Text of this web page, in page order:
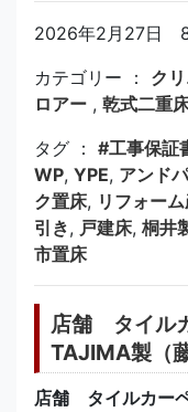
2026年2月27日
カテゴリー ： ク
ロアー , 乾式二重
タグ ： #工事保証
WP, YPE, アンド
ク置床, リフォー
引き, 戸建床, 桐井
市置床
店舗 タイル
TAJIMA製（
店舗 タイルカー